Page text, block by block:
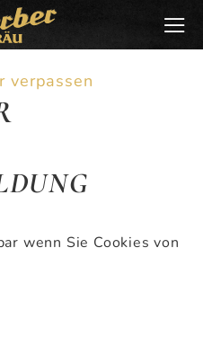
verpassen
wenn Sie Cookies von